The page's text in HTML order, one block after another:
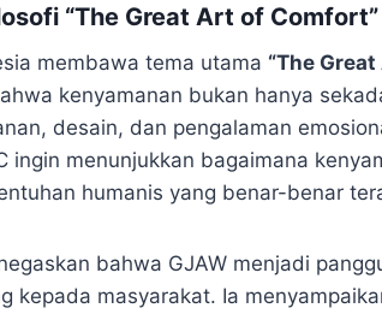
“The Great Art of Comfort”
membawa tema utama “The
kenyamanan bukan hanya
desain, dan pengalaman
ingin menunjukkan bagaimana
humanis yang benar-benar
bahwa GJAW menjadi
kepada masyarakat. Ia